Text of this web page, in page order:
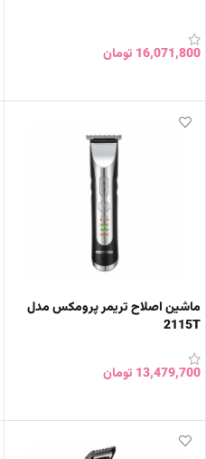
16,071,800 تومان
ماشین اصلاح تریمر پرومکس مدل
2115T
13,479,700 تومان